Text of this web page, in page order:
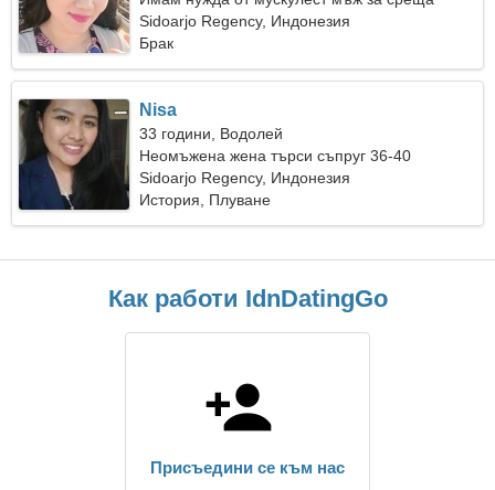
Sidoarjo Regency, Индонезия
Брак
Nisa
33 години, Водолей
Неомъжена жена търси съпруг 36-40
Sidoarjo Regency, Индонезия
История, Плуване
Как работи IdnDatingGo
Присъедини се към нас